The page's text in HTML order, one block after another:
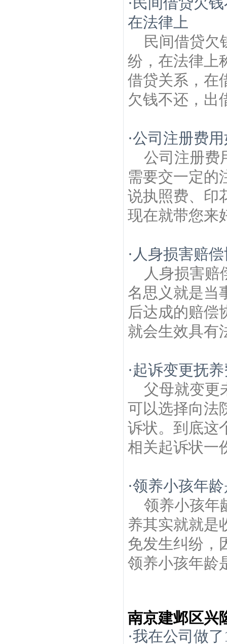
在法律上
民间借贷欠
纷，在法律上
借贷关系，在
欠钱不还，出
·公司注册费
公司注册费
需要交一定的
说执照费、印
现在就带您来
· 人身损害赔
人身损害
名思义就是当
后达成的赔偿
就会生效具有
·起诉变更抚
父母就变更
可以选择向法
诉状。到底这
相关起诉状一
·领养小孩年
领养小孩年
养其实就就是
免发生纠纷，
领养小孩年龄
南京建邺区兴
·我在公司做